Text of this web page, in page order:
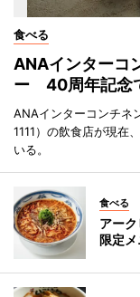
食べる
ANAインターコ
ー 40周年記念
ANAインターコンチネ
1111）の飲食店が現在
いる。
食べる
アー
限定